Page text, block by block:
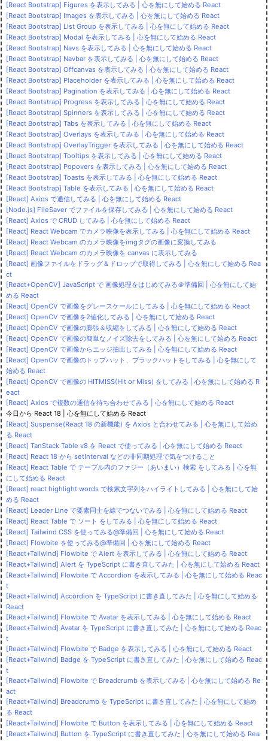
[React Bootstrap] Figures を表示してみる | 心を無にして始める React
[React Bootstrap] Images を表示してみる | 心を無にして始める React
[React Bootstrap] List Group を表示してみる | 心を無にして始める React
[React Bootstrap] Modal を表示してみる | 心を無にして始める React
[React Bootstrap] Navs を表示してみる | 心を無にして始める React
[React Bootstrap] Navbar を表示してみる | 心を無にして始める React
[React Bootstrap] Offcanvas を表示してみる | 心を無にして始める React
[React Bootstrap] Placeholder を表示してみる | 心を無にして始める React
[React Bootstrap] Pagination を表示してみる | 心を無にして始める React
[React Bootstrap] Progress を表示してみる | 心を無にして始める React
[React Bootstrap] Spinners を表示してみる | 心を無にして始める React
[React Bootstrap] Tabs を表示してみる | 心を無にして始める React
[React Bootstrap] Overlays を表示してみる | 心を無にして始める React
[React Bootstrap] OverlayTrigger を表示してみる | 心を無にして始める React
[React Bootstrap] Tooltips を表示してみる | 心を無にして始める React
[React Bootstrap] Popovers を表示してみる | 心を無にして始める React
[React Bootstrap] Toasts を表示してみる | 心を無にして始める React
[React Bootstrap] Table を表示してみる | 心を無にして始める React
[React] Axios で通信してみる | 心を無にして始める React
[Node.js] FileSaver でファイルを保存してみる | 心を無にして始める React
[React] Axios で CRUD してみる | 心を無にして始める React
[React] React Webcam でカメラ映像を表示してみる | 心を無にして始める React
[React] React Webcam のカメラ映像をimgタグの画像に変換してみる
[React] React Webcam のカメラ映像を canvas に表示してみる
[React] 画像ファイルをドラッグ＆ドロップで取得してみる | 心を無にして始める Rea
ct
[React+OpenCV] JavaScript で 画像処理をはじめてみる＠準備回 | 心を無にして始
める React
[React] OpenCV で画像をグレースケールにしてみる | 心を無にして始める React
[React] OpenCV で画像を2値化してみる | 心を無にして始める React
[React] OpenCV で画像の膨張＆収縮をしてみる | 心を無にして始める React
[React] OpenCV で画像の簡単なノイズ除去をしてみる | 心を無にして始める React
[React] OpenCV で画像からエッジ抽出してみる | 心を無にして始める React
[React] OpenCV で画像のトップハット、ブラックハットをしてみる | 心を無にして
始める React
[React] OpenCV で画像の HITMISS(Hit or Miss) をしてみる | 心を無にして始める R
eact
[React] Axios で複数の通信を待ち合わせてみる | 心を無にして始める React
今日から React 18 | 心を無にして始める React
[React] Suspense(React 18 の新機能) を Axios と合わせてみる | 心を無にして始め
る React
[React] TanStack Table v8 を React で使ってみる | 心を無にして始める React
[React] React 18 から setInterval などの非同期処理で気をつけること
[React] React Table で テーブル内のファジー（あいまい）検索 をしてみる | 心を無
にして始める React
[React] react highlight words で検索文字列をハイライトしてみる | 心を無にして始
める React
[React] Leader Line で要素同士を線でつないでみる | 心を無にして始める React
[React] React Table で ソート をしてみる | 心を無にして始める React
[React] Tailwind CSS を使ってみる@準備回 | 心を無にして始める React
[React] Flowbite を使ってみる@準備回 | 心を無にして始める React
[React+Tailwind] Flowbite で Alert を表示してみる | 心を無にして始める React
[React+Tailwind] Alert を TypeScript に書き直してみた | 心を無にして始める React
[React+Tailwind] Flowbite で Accordion を表示してみる | 心を無にして始める Reac
t
[React+Tailwind] Accordion を TypeScript に書き直してみた | 心を無にして始める
React
[React+Tailwind] Flowbite で Avatar を表示してみる | 心を無にして始める React
[React+Tailwind] Avatar を TypeScript に書き直してみた | 心を無にして始める Reac
t
[React+Tailwind] Flowbite で Badge を表示してみる | 心を無にして始める React
[React+Tailwind] Badge を TypeScript に書き直してみた | 心を無にして始める Reac
t
[React+Tailwind] Flowbite で Breadcrumb を表示してみる | 心を無にして始める Re
act
[React+Tailwind] Breadcrumb を TypeScript に書き直してみた | 心を無にして始め
る React
[React+Tailwind] Flowbite で Button を表示してみる | 心を無にして始める React
[React+Tailwind] Button を TypeScript に書き直してみた | 心を無にして始める Rea